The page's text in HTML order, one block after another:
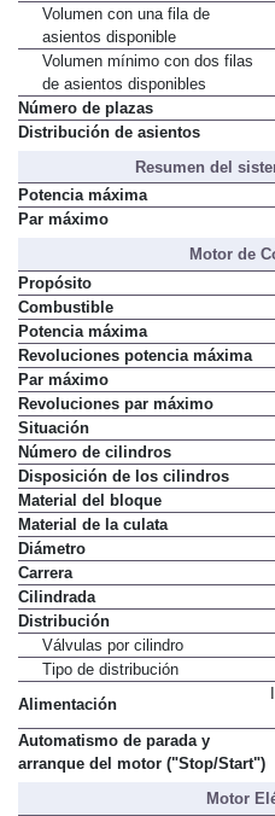
Volumen con una fila de
asientos disponible
Volumen mínimo con dos filas
de asientos disponibles
Número de plazas
Distribución de asientos
Resumen del
Potencia máxima
Par máximo
Motor de
Propósito
Combustible
Potencia máxima
Revoluciones potencia máxima
Par máximo
Revoluciones par máximo
Situación
Número de cilindros
Disposición de los cilindros
Material del bloque
Material de la culata
Diámetro
Carrera
Cilindrada
Distribución
Válvulas por cilindro
Tipo de distribución
Alimentación
Automatismo de parada y
arranque del motor ("Stop/Start")
Motor